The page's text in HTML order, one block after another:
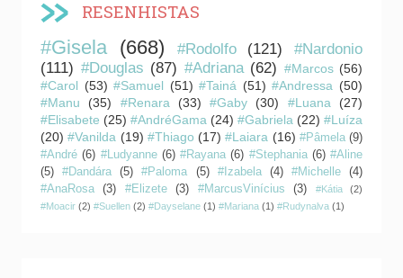
RESENHISTAS
#Gisela (668) #Rodolfo (121)
#Nardonio
(111) #Douglas (87) #Adriana (62) #Marcos (56)
#Carol (53) #Samuel (51) #Tainá (51) #Andressa (50)
#Manu
(35) #Renara (33) #Gaby (30) #Luana
(27)
#Elisabete (25) #AndréGama (24) #Gabriela (22) #Luíza
(20) #Vanilda (19) #Thiago (17) #Laiara (16) #Pâmela (9)
#André (6) #Ludyanne (6) #Rayana (6) #Stephania (6) #Aline
(5)
#Dandára (5) #Paloma (5) #Izabela (4) #Michelle
(4)
#AnaRosa
(3) #Elizete (3) #MarcusVinícius (3) #Kátia
(2)
#Moacir (2) #Suellen (2) #Dayselane (1) #Mariana (1) #Rudynalva (1)